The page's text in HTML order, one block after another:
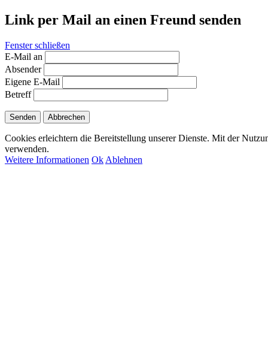
Link per Mail an einen Freund senden
Fenster schließen
E-Mail an
Absender
Eigene E-Mail
Betreff
Senden Abbrechen
Cookies erleichtern die Bereitstellung unserer Dienste. Mit der
verwenden.
Weitere Informationen Ok Ablehnen